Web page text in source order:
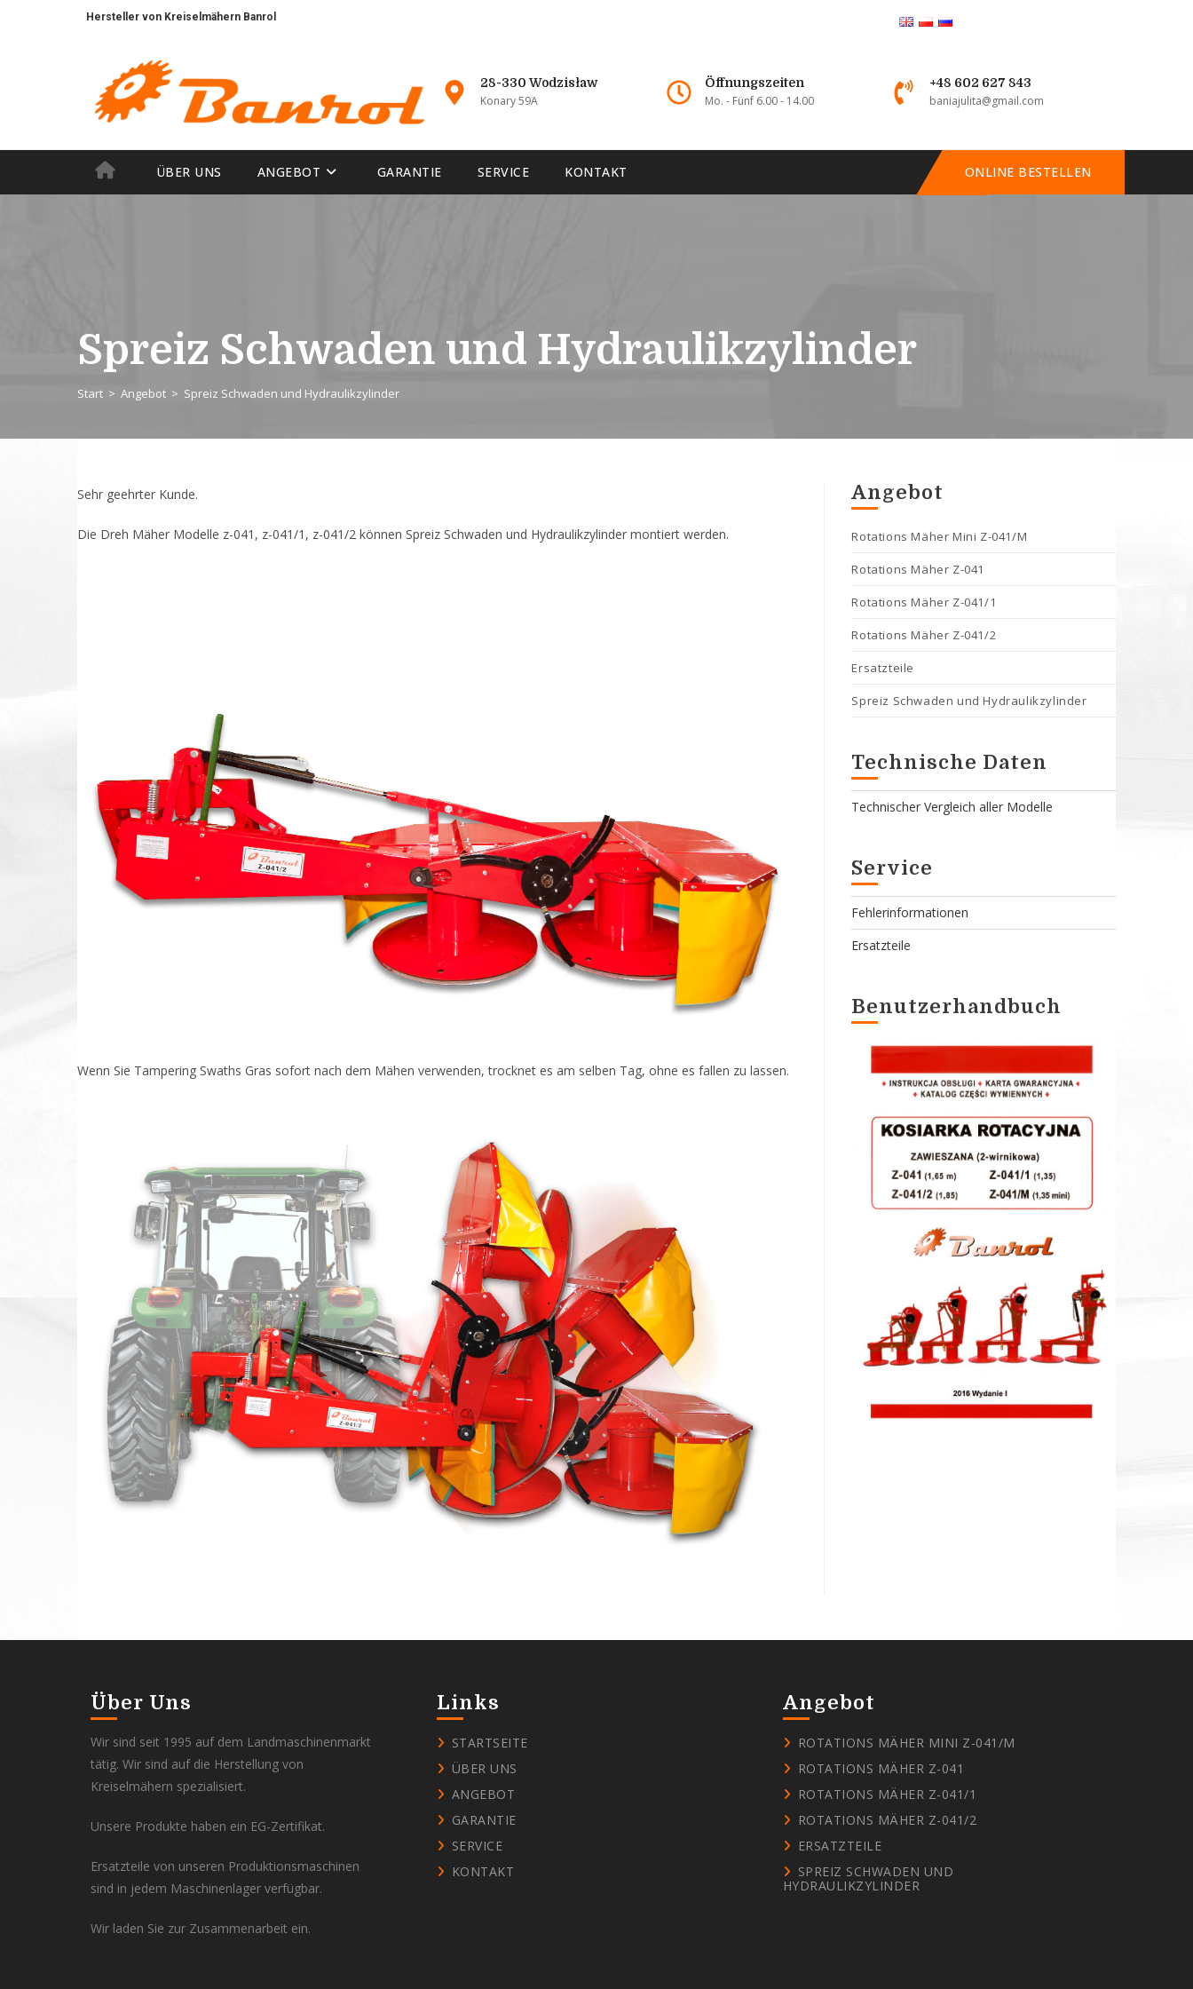
Hersteller von Kreiselmähern Banrol
Landmaschinen Mechanik
28-330 Wodzisław
Konary 59A
Öffnungszeiten
Mo. - Fünf 6.00 - 14.00
+48 602 627 843
baniajulita@gmail.com
ÜBER UNS ANGEBOT GARANTIE SERVICE KONTAKT ONLINE BESTELLEN
Spreiz Schwaden und Hydraulikzylinder
Start > Angebot > Spreiz Schwaden und Hydraulikzylinder
Sehr geehrter Kunde.
Die Dreh Mäher Modelle z-041, z-041/1, z-041/2 können Spreiz Schwaden und Hydraulikzylinder montiert werden.
Wenn Sie Tampering Swaths Gras sofort nach dem Mähen verwenden, trocknet es am selben Tag, ohne es fallen zu lassen.
Angebot
Rotations Mäher Mini Z-041/M
Rotations Mäher Z-041
Rotations Mäher Z-041/1
Rotations Mäher Z-041/2
Ersatzteile
Spreiz Schwaden und Hydraulikzylinder
Technische Daten
Technischer Vergleich aller Modelle
Service
Fehlerinformationen
Ersatzteile
Benutzerhandbuch
Über Uns
Wir sind seit 1995 auf dem Landmaschinenmarkt
tätig. Wir sind auf die Herstellung von
Kreiselmähern spezialisiert.
Unsere Produkte haben ein EG-Zertifikat.
Ersatzteile von unseren Produktionsmaschinen
sind in jedem Maschinenlager verfügbar.
Wir laden Sie zur Zusammenarbeit ein.
Links
STARTSEITE
ÜBER UNS
ANGEBOT
GARANTIE
SERVICE
KONTAKT
Angebot
ROTATIONS MÄHER MINI Z-041/M
ROTATIONS MÄHER Z-041
ROTATIONS MÄHER Z-041/1
ROTATIONS MÄHER Z-041/2
ERSATZTEILE
SPREIZ SCHWADEN UND
HYDRAULIKZYLINDER